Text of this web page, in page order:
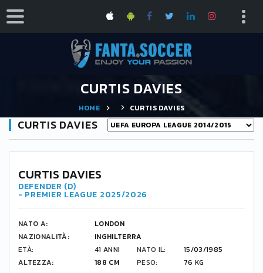
CURTIS DAVIES
HOME CURTIS DAVIES
CURTIS DAVIES
CURTIS DAVIES
DEFENDER (D)
- PREMIER LEAGUE 2025/2026
NATO A:
LONDON
NAZIONALITÀ:
INGHILTERRA
ETÀ:
41 ANNI NATO IL:
15/03/1985
ALTEZZA:
188 CM PESO: 76 KG